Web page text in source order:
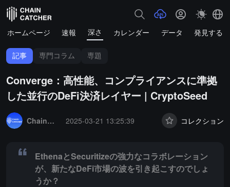
ホームページ 速報 深さ カレンダー データ 発見する
記事 専門コラム 専題
Converge：高性能、コンプライアンスに準拠
した並行のDeFi決済レイヤー | CryptoSeed
ChainCatcher セレクション
2025-03-21 13:25:39 コレクション
EthenaとSecuritizeの強力なコラボレーション
が、新たなDeFi市場の波を引き起こすのでしょ
うか？